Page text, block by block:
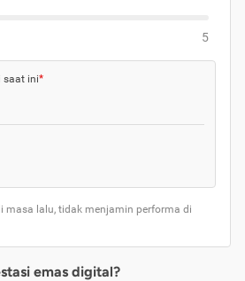
5
saat ini*
masa lalu, tidak menjamin performa di
emas digital?